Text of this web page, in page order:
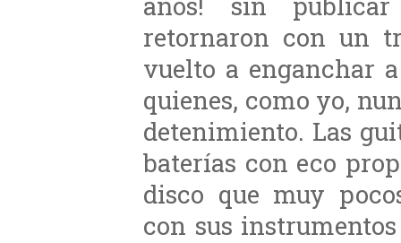
retornaron con un
vuelto a enganchar
quienes, como yo,
detenimiento. Las
baterías con eco
disco que muy
con sus